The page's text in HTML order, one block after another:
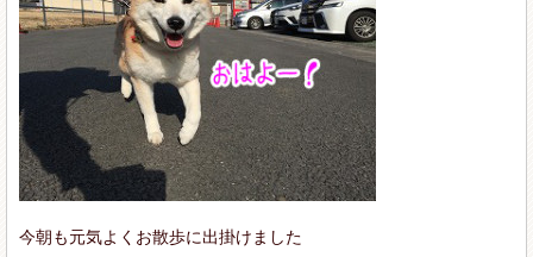
今朝も元気よくお散歩に出掛けました